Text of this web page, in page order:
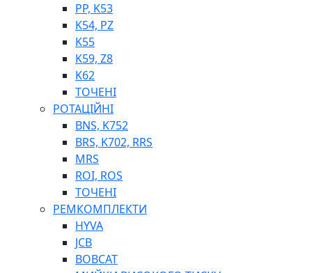
ФІЛЬТРИ ДЛЯ ПАЛЬНОГО
ПІДДОНИ ДЛЯ БОЧОК
МОДУЛЬНІ АЗС
МЕТРОЛОГІЧНЕ ОБЛАДНАННЯ
ЛІЧИЛЬНИКИ І ВИТРАТОМІРИ ДЛЯ ПАЛЬНОГО
КОТУШКИ ДЛЯ ШЛАНГІВ
НАСОСИ ДЛЯ ПАЛЬНОГО
МОБІЛЬНІ КОЛОНКИ ТА КОМПЛЕКТИ ЗАПРАВКИ
СТАЦІОНАРНІ КОЛОНКИ
ПІСТОЛЕТИ
КОМПЛЕКТУЮЧІ ДЛЯ РУКАВІВ ВИСОКОГО ТИСКУ
PP, K53
K54, PZ
K55
K59, Z8
K62
ТОЧЕНІ
РОТАЦІЙНІ
BNS, K752
BRS, K702, RRS
MRS
ROI, ROS
ТОЧЕНІ
РЕМКОМПЛЕКТИ
HYVA
JCB
BOBCAT